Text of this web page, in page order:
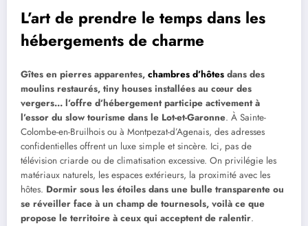
L’art de prendre le temps dans les
hébergements de charme
Gîtes en pierres apparentes, chambres d’hôtes dans des
moulins restaurés, tiny houses installées au cœur des
vergers… l’offre d’hébergement participe activement à
l’essor du slow tourisme dans le Lot-et-Garonne. À Sainte-
Colombe-en-Bruilhois ou à Montpezat-d’Agenais, des adresses
confidentielles offrent un luxe simple et sincère. Ici, pas de
télévision criarde ou de climatisation excessive. On privilégie les
matériaux naturels, les espaces extérieurs, la proximité avec les
hôtes. Dormir sous les étoiles dans une bulle transparente ou
se réveiller face à un champ de tournesols, voilà ce que
propose le territoire à ceux qui acceptent de ralentir.